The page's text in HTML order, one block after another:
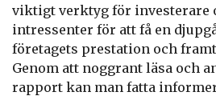
viktigt verktyg för investerare
intressenter för att få en
företagets prestation och
Genom att noggrant läsa och
rapport kan man fatta